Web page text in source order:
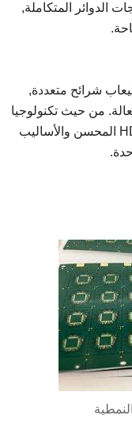
الدوائر المتكاملة,
شرائح متعددة,
من حيث تكنولوجيا
الإنتاج, توفر الأساليب بما في ذلك تصنيع HDI المحسن والأساليب